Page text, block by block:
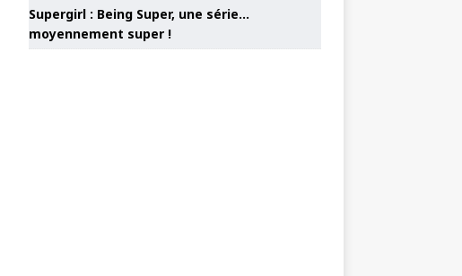
Supergirl : Being Super, une série…
moyennement super !